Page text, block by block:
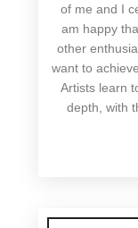
of me and I
am happy
other
want to
Artists learn
depth, with